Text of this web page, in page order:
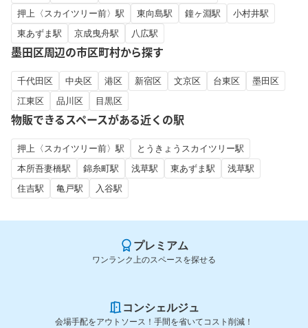
押上〈スカイツリー前〉駅
東向島駅 鐘ヶ淵駅
小村井駅
東あずま駅
京成曳舟駅 八広駅
墨田区周辺の市区町村から探す
千代田区 中央区 港区 新宿区 文京区 台東区
墨田区
江東区
品川区 目黒区
物販できるスペースがある近くの駅
押上〈スカイツリー前〉駅
とうきょうスカイツリー駅
本所吾妻橋駅
錦糸町駅 浅草駅 東あずま駅
浅草駅
住吉駅
亀戸駅 入谷駅
プレミアム
ワンランク上のスペースを探せる
コンシェルジュ
会場手配をアウトソース！手間を省いてコスト削減！